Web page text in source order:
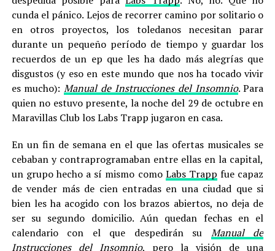
cunda el pánico. Lejos de recorrer camino por solitario o
en otros proyectos, los toledanos necesitan parar
durante un pequeño período de tiempo y guardar los
recuerdos de un ep que les ha dado más alegrías que
disgustos (y eso en este mundo que nos ha tocado vivir
es mucho):Manual de Instrucciones del Insomnio. Para
quien no estuvo presente, la noche del 29 de octubre en
Maravillas Club los Labs Trapp jugaron en casa.
En un fin de semana en el que las ofertas musicales se
cebaban y contraprogramaban entre ellas en la capital,
un grupo hecho a sí mismo como Labs Trapp fue capaz
de vender más de cien entradas en una ciudad que si
bien les ha acogido con los brazos abiertos, no deja de
ser su segundo domicilio. Aún quedan fechas en el
calendario con el que despedirán su Manual de
Instrucciones del Insomnio, pero la visión de una